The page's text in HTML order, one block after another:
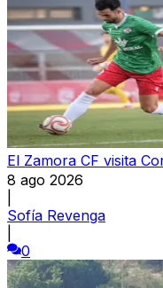
El Zamora CF visita
8 ago 2026
Sofía Revenga
0